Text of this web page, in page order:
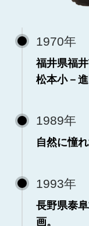
1970年
福井県福
松本小－
1989年
自然に憧
1993年
長野県泰
画。